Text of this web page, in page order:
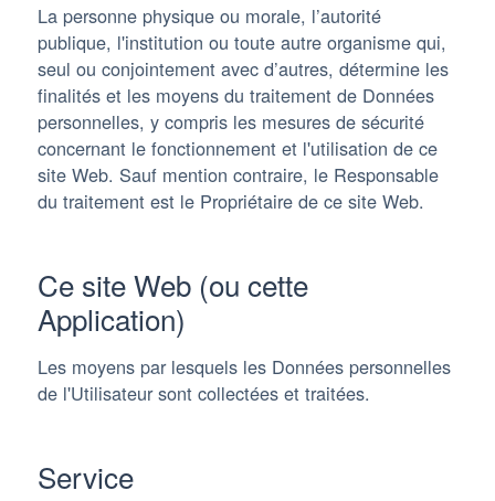
La personne physique ou morale, l’autorité
publique, l'institution ou toute autre organisme qui,
seul ou conjointement avec d’autres, détermine les
finalités et les moyens du traitement de Données
personnelles, y compris les mesures de sécurité
concernant le fonctionnement et l'utilisation de ce
site Web. Sauf mention contraire, le Responsable
du traitement est le Propriétaire de ce site Web.
Ce site Web (ou cette
Application)
Les moyens par lesquels les Données personnelles
de l'Utilisateur sont collectées et traitées.
Service